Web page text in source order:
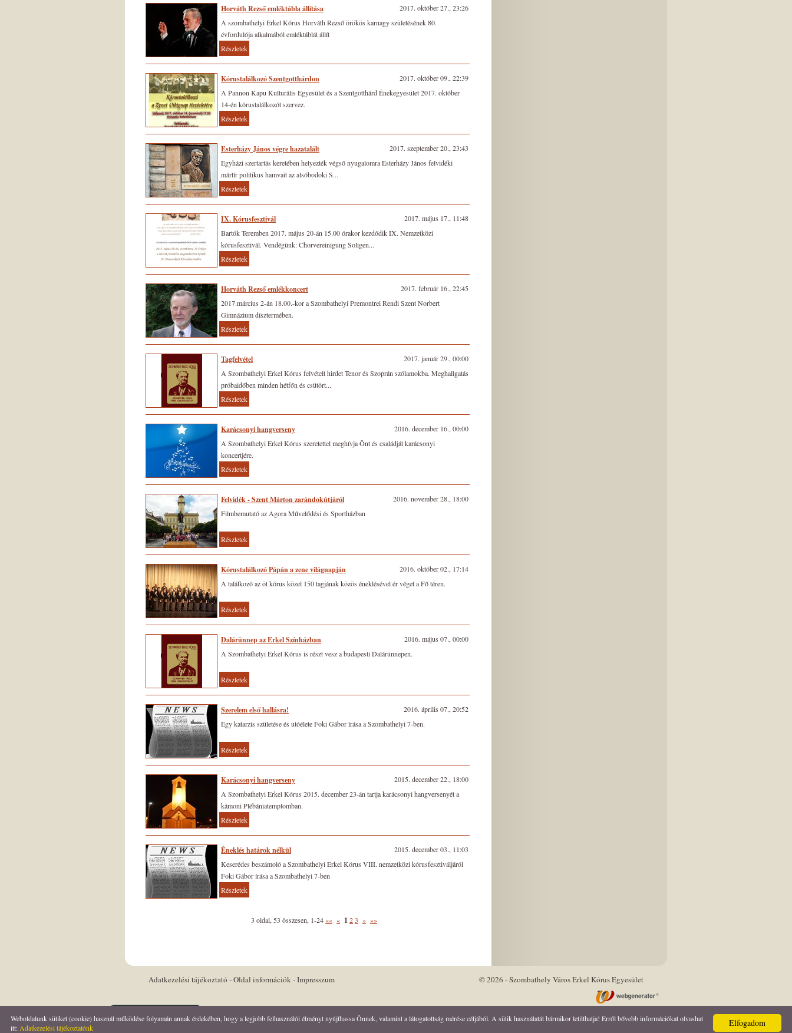
2017. október 27., 23:26
Horváth Rezső emléktábla állítása
A szombathelyi Erkel Kórus Horváth Rezső örökös karnagy születésének 80.
évfordulója alkalmából emléktáblát állít
Részletek
2017. október 09., 22:39
Kórustalálkozó Szentgotthárdon
A Pannon Kapu Kulturális Egyesület és a Szentgotthárd Énekegyesület 2017. október
14-én kórustalálkozót szervez.
Részletek
2017. szeptember 20., 23:43
Esterházy János végre hazatalált
Egyházi szertartás keretében helyezték végső nyugalomra Esterházy János felvidéki
mártír politikus hamvait az alsóbodoki S...
Részletek
2017. május 17., 11:48
IX. Kórusfesztivál
Bartók Teremben 2017. május 20-án 15.00 órakor kezdődik IX. Nemzetközi
kórusfesztivál. Vendégünk: Chorvereinigung Soligen...
Részletek
2017. február 16., 22:45
Horváth Rezső emlékkoncert
2017.március 2-án 18.00.-kor a Szombathelyi Premontrei Rendi Szent Norbert
Gimnázium dísztermében.
Részletek
2017. január 29., 00:00
Tagfelvétel
A Szombathelyi Erkel Kórus felvételt hirdet Tenor és Szoprán szólamokba. Meghallgatás
próbaidőben minden hétfőn és csütört...
Részletek
2016. december 16., 00:00
Karácsonyi hangverseny
A Szombathelyi Erkel Kórus szeretettel meghívja Önt és családját karácsonyi
koncertjére.
Részletek
2016. november 28., 18:00
Felvidék - Szent Márton zarándokútjáról
Filmbemutató az Agora Művelődési és Sportházban
Részletek
2016. október 02., 17:14
Kórustalálkozó Pápán a zene világnapján
A találkozó az öt kórus közel 150 tagjának közös éneklésével ér véget a Fő téren.
Részletek
2016. május 07., 00:00
Dalárünnep az Erkel Színházban
A Szombathelyi Erkel Kórus is részt vesz a budapesti Dalárünnepen.
Részletek
2016. április 07., 20:52
Szerelem első hallásra!
Egy katarzis születése és utóélete Foki Gábor írása a Szombathelyi 7-ben.
Részletek
2015. december 22., 18:00
Karácsonyi hangverseny
A Szombathelyi Erkel Kórus 2015. december 23-án tartja karácsonyi hangversenyét a
kámoni Plébániatemplomban.
Részletek
2015. december 03., 11:03
Éneklés határok nélkül
Keserédes beszámoló a Szombathelyi Erkel Kórus VIII. nemzetközi kórusfesztiváljáról
Foki Gábor írása a Szombathelyi 7-ben
Részletek
3 oldal, 53 összesen, 1-24 «« « 1 23 » »»
Adatkezelési tájékoztató -Oldal információk-Impresszum © 2026 - Szombathely Város Erkel Kórus Egyesület
Elfogadom
Weboldalunk sütiket (cookie) használ működése folyamán annak érdekében, hogy a legjobb felhasználói élményt nyújthassa Önnek, valamint a látogatottság mérése céljából. A sütik használatát bármikor letilthatja! Erről bővebb információkat olvashat
itt: Adatkezelési tájékoztatónk